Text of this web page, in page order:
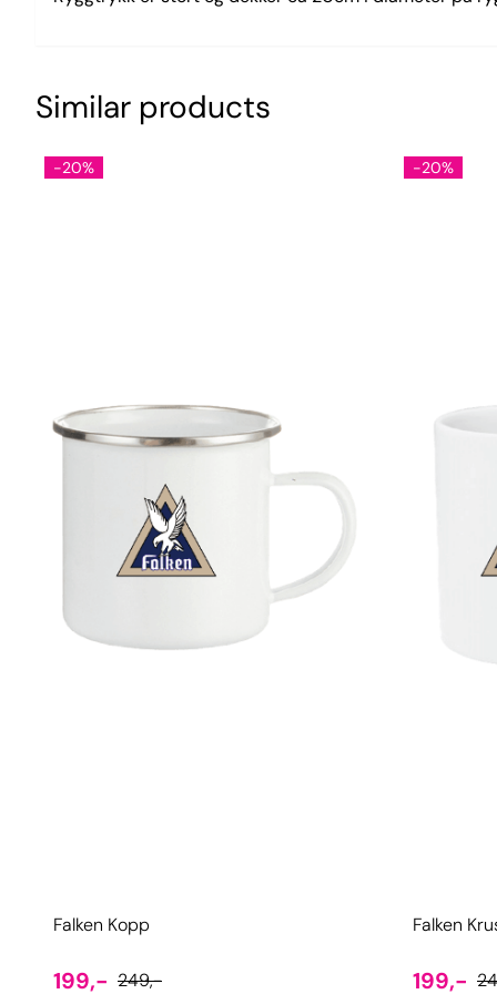
Similar products
-20%
Falken Kopp
199,- 249,-
-20%
Falken
199,-